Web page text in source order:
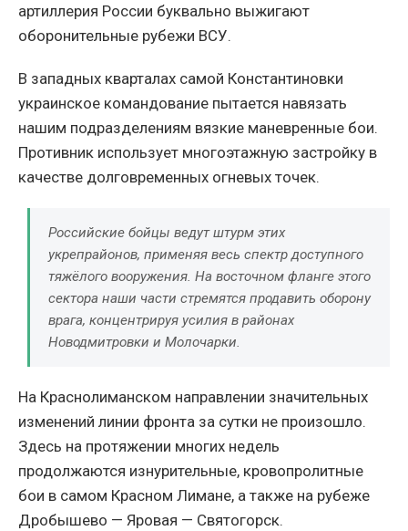
артиллерия России буквально выжигают
оборонительные рубежи ВСУ.
В западных кварталах самой Константиновки
украинское командование пытается навязать
нашим подразделениям вязкие маневренные бои.
Противник использует многоэтажную застройку в
качестве долговременных огневых точек.
Российские бойцы ведут штурм этих
укрепрайонов, применяя весь спектр доступного
тяжёлого вооружения. На восточном фланге этого
сектора наши части стремятся продавить оборону
врага, концентрируя усилия в районах
Новодмитровки и Молочарки.
На Краснолиманском направлении значительных
изменений линии фронта за сутки не произошло.
Здесь на протяжении многих недель
продолжаются изнурительные, кровопролитные
бои в самом Красном Лимане, а также на рубеже
Дробышево — Яровая — Святогорск.